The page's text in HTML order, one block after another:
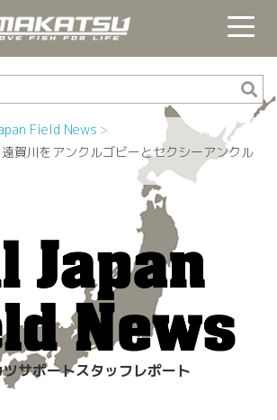
Field News
賀川をアンクルゴビーとセクシーアンクル
サポートスタッフレポート